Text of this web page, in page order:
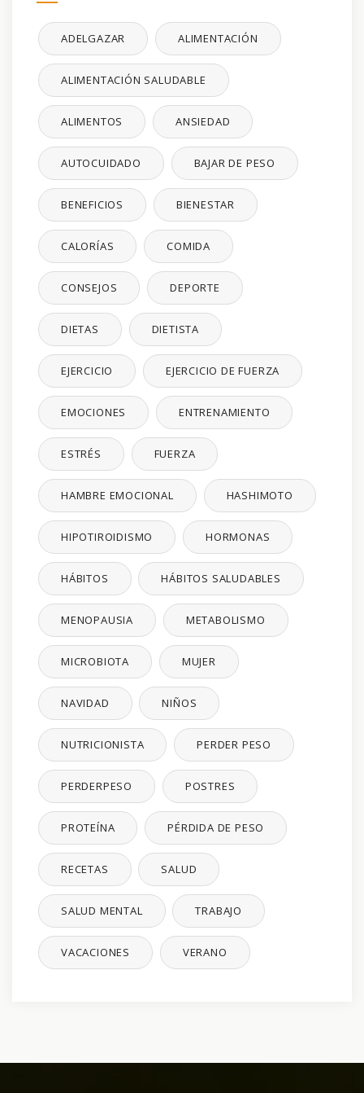
ADELGAZAR ALIMENTACIÓN
ALIMENTACIÓN SALUDABLE
ALIMENTOS ANSIEDAD
AUTOCUIDADO BAJAR DE PESO
BENEFICIOS BIENESTAR
CALORÍAS COMIDA
CONSEJOS DEPORTE
DIETAS DIETISTA
EJERCICIO EJERCICIO DE FUERZA
EMOCIONES ENTRENAMIENTO
ESTRÉS FUERZA
HAMBRE EMOCIONAL HASHIMOTO
HIPOTIROIDISMO HORMONAS
HÁBITOS HÁBITOS SALUDABLES
MENOPAUSIA METABOLISMO
MICROBIOTA MUJER
NAVIDAD NIÑOS
NUTRICIONISTA PERDER PESO
PERDERPESO POSTRES
PROTEÍNA PÉRDIDA DE PESO
RECETAS SALUD
SALUD MENTAL TRABAJO
VACACIONES VERANO